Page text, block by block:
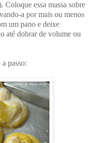
Coloque essa massa sobre
a por mais ou menos
um pano e deixe
até dobrar de volume ou
passo: